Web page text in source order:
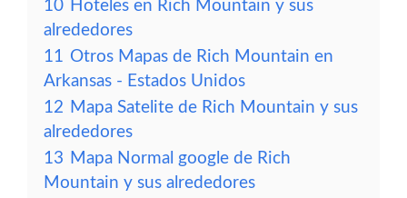
10 Hoteles en Rich Mountain y sus
alrededores
11 Otros Mapas de Rich Mountain en
Arkansas - Estados Unidos
12 Mapa Satelite de Rich Mountain y sus
alrededores
13 Mapa Normal google de Rich
Mountain y sus alrededores